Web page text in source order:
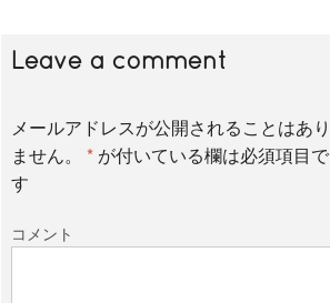
Leave a comment
メールアドレスが公開されることはあり
ません。
* が付いている欄は必須項目で
す
コメント